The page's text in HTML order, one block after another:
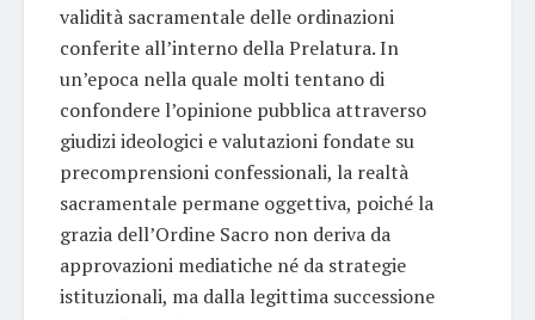
validità sacramentale delle ordinazioni
conferite all’interno della Prelatura. In
un’epoca nella quale molti tentano di
confondere l’opinione pubblica attraverso
giudizi ideologici e valutazioni fondate su
precomprensioni confessionali, la realtà
sacramentale permane oggettiva, poiché la
grazia dell’Ordine Sacro non deriva da
approvazioni mediatiche né da strategie
istituzionali, ma dalla legittima successione